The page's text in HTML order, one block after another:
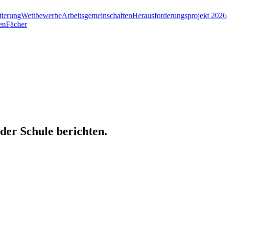
WettbewerbeArbeitsgemeinschaftenHerausforderungsprojekt 2026
Fächer
Schule berichten.